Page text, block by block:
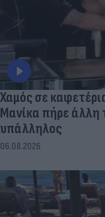
Χαμός σε
Μανίκα πήρε άλλη
υπάλληλος
06.08.2026